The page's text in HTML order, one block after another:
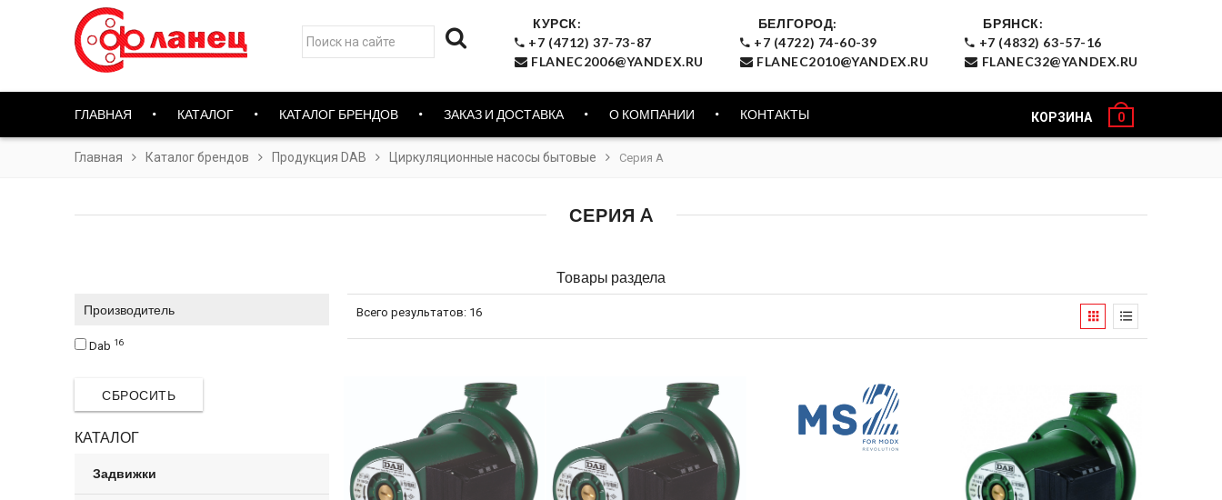
КУРСК:
+7 (4712) 37-73-87
FLANEC2006@YANDEX.RU
БЕЛГОРОД:
+7 (4722) 74-60-39
FLANEC2010@YANDEX.RU
БРЯНСК:
+7 (4832) 63-57-16
FLANEC32@YANDEX.RU
ГЛАВНАЯ КАТАЛОГ КАТАЛОГ БРЕНДОВ ЗАКАЗ И ДОСТАВКА О КОМПАНИИ КОНТАКТЫ КОРЗИНА 0
Главная Каталог брендов Продукция DAB Циркуляционные насосы бытовые Серия A
СЕРИЯ A
Товары раздела
Производитель
Dab 16
СБРОСИТЬ
КАТАЛОГ
Задвижки
Всего результатов: 16